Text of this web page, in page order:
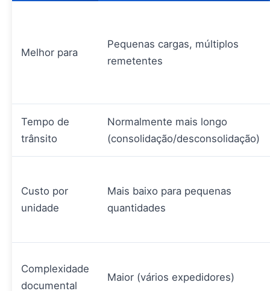
Melhor para
Pequenas cargas, múltiplos
remetentes
Tempo de
trânsito
Normalmente mais longo
(consolidação/desconsolidação)
Custo por
unidade
Mais baixo para pequenas
quantidades
Complexidade
documental
Maior (vários expedidores)